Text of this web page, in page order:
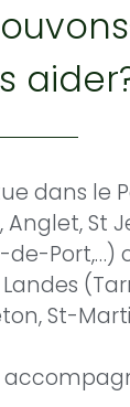
dans le
Anglet, St
de-Port,…)
St-